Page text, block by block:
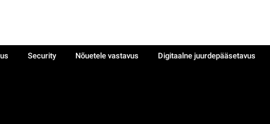
Security Nõuetele vastavus
Digitaalne juurdepääsetavus